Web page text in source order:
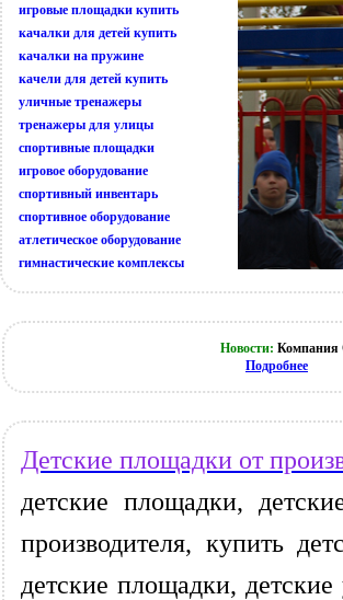
игровые площадки купить
качалки для детей купить
качалки на пружине
качели для детей купить
уличные тренажеры
тренажеры для улицы
спортивные площадки
игровое оборудование
спортивный инвентарь
спортивное оборудование
атлетическое оборудование
гимнастические комплексы
Новости: Компания
Подробнее
Детские площадки от
детские площадки,
производителя, купить
детские площадки,